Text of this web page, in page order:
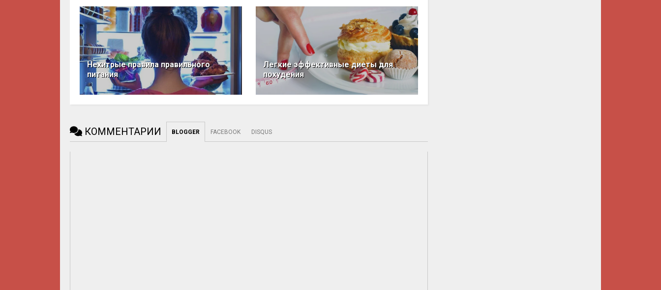
Нехитрые правила правильного
питания
Легкие эффективные диеты для
похудения
КОММЕНТАРИИ BLOGGER FACEBOOK DISQUS